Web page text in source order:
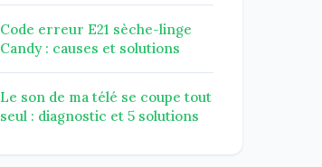
Code erreur E21 sèche-linge
Candy : causes et solutions
Le son de ma télé se coupe tout
seul : diagnostic et 5 solutions